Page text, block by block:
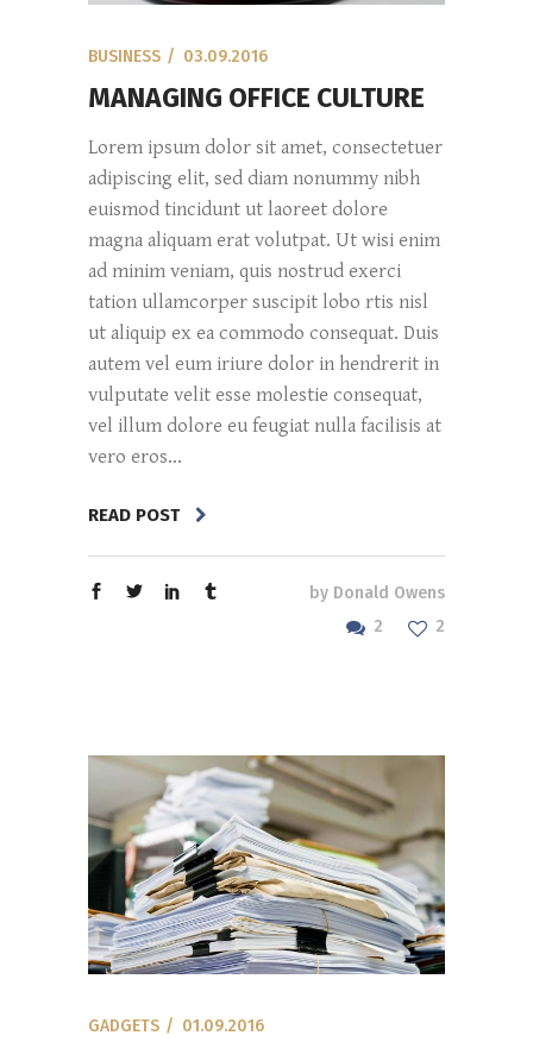
BUSINESS 03.09.2016
MANAGING OFFICE CULTURE
Lorem ipsum dolor sit amet, consectetuer
adipiscing elit, sed diam nonummy nibh
euismod tincidunt ut laoreet dolore
magna aliquam erat volutpat. Ut wisi enim
ad minim veniam, quis nostrud exerci
tation ullamcorper suscipit lobo rtis nisl
ut aliquip ex ea commodo consequat. Duis
autem vel eum iriure dolor in hendrerit in
vulputate velit esse molestie consequat,
vel illum dolore eu feugiat nulla facilisis at
vero eros...
READ POST
by Donald Owens
2
2
GADGETS 01.09.2016